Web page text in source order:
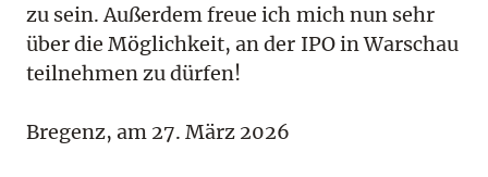
zu sein. Außerdem freue ich mich nun sehr
über die Möglichkeit, an der IPO in Warschau
teilnehmen zu dürfen!
Bregenz, am 27. März 2026